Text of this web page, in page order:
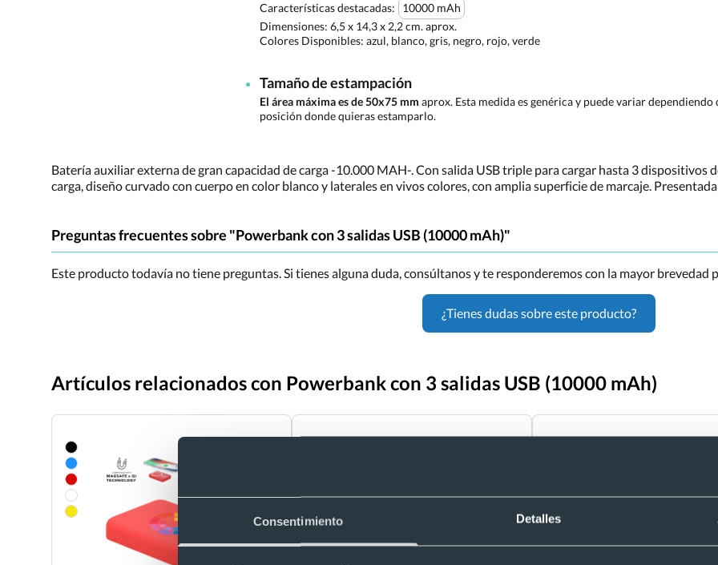
Consentimiento Detalles
Características destacadas:
10000 mAh
Dimensiones: 6,5 x 14,3 x 2,2 cm. aprox.
Colores Disponibles: azul, blanco, gris, negro, rojo, verde
Tamaño de estampación
El área máxima es de 50x75 mm aprox. Esta medida es genérica y puede variar dependiendo
posición donde quieras estamparlo.
Batería auxiliar externa de gran capacidad de carga -10.000 MAH-. Con salida USB triple para cargar hasta 3 dispositivos
carga, diseño curvado con cuerpo en color blanco y laterales en vivos colores, con amplia superficie de marcaje.
Preguntas frecuentes sobre "Powerbank con 3 salidas USB (10000 mAh)"
Este producto todavía no tiene preguntas. Si tienes alguna duda, consúltanos y te responderemos con la mayor brevedad
¿Tienes dudas sobre este producto?
Artículos relacionados con Powerbank con 3 salidas USB (10000 mAh)